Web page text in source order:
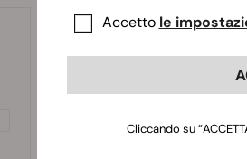
Accetto le
Cliccando su